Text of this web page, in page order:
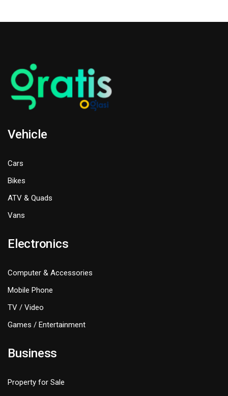
Vehicle
Cars
Bikes
ATV & Quads
Vans
Electronics
Computer & Accessories
Mobile Phone
TV / Video
Games / Entertainment
Business
Property for Sale